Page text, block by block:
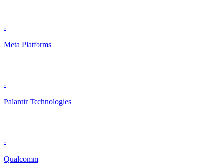
-
Meta Platforms
-
Palantir Technologies
-
Qualcomm